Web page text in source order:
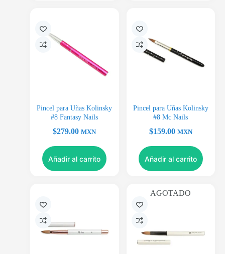
Pincel para Uñas Kolinsky
#8 Fantasy Nails
$279.00 MXN
Añadir al carrito
Pincel para Uñas Kolinsky
#8 Mc Nails
$159.00 MXN
Añadir al carrito
AGOTADO